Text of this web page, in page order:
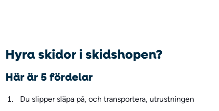
Hyra skidor i skidshopen?
Här är 5 fördelar
Du slipper släpa på, och transportera, utrustningen